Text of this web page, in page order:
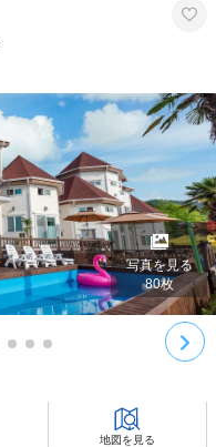
写真を見る
80枚
地図を見る